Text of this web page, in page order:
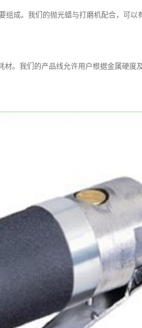
成。我们的抛光蜡与打磨机配合，可以
。我们的产品线允许用户根据金属硬度